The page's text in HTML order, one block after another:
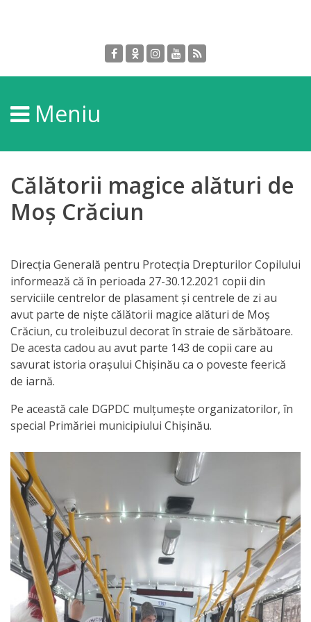
DGPDC
Informații
despre
DGPDC
Subdiviziuni/Servicii
Strategia
Orarul
audienței
Managementul
instituției
Planuri
de
activitate
Parteneriate
Proiecte
Rapoarte
Meniu
Călătorii magice alături de
Moș Crăciun
Direcția Generală pentru Protecția Drepturilor Copilului
informează că în perioada 27-30.12.2021 copii din
serviciile centrelor de plasament și centrele de zi au
avut parte de niște călătorii magice alături de Moș
Crăciun, cu troleibuzul decorat în straie de sărbătoare.
De acesta cadou au avut parte 143 de copii care au
savurat istoria orașului Chișinău ca o poveste feerică
de iarnă.
Pe această cale DGPDC mulțumește organizatorilor, în
special Primăriei municipiului Chișinău.